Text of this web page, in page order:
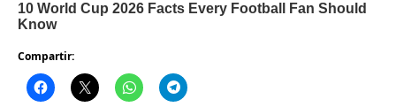
Compartir: